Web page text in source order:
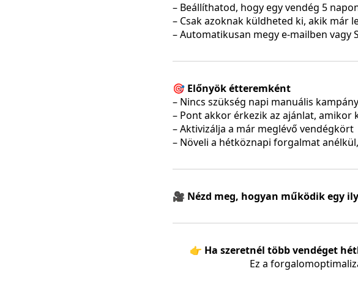
– Beállíthatod, hogy egy vendég 5
– Csak azoknak küldheted ki, akik már
– Automatikusan megy e-mailben vagy
🎯 Előnyök étteremként
– Nincs szükség napi manuális
– Pont akkor érkezik az ajánlat, amikor
– Aktivizálja a már meglévő vendégkört
– Növeli a hétköznapi forgalmat
🎥 Nézd meg, hogyan működik egy
👉 Ha szeretnél több vendéget
Ez a